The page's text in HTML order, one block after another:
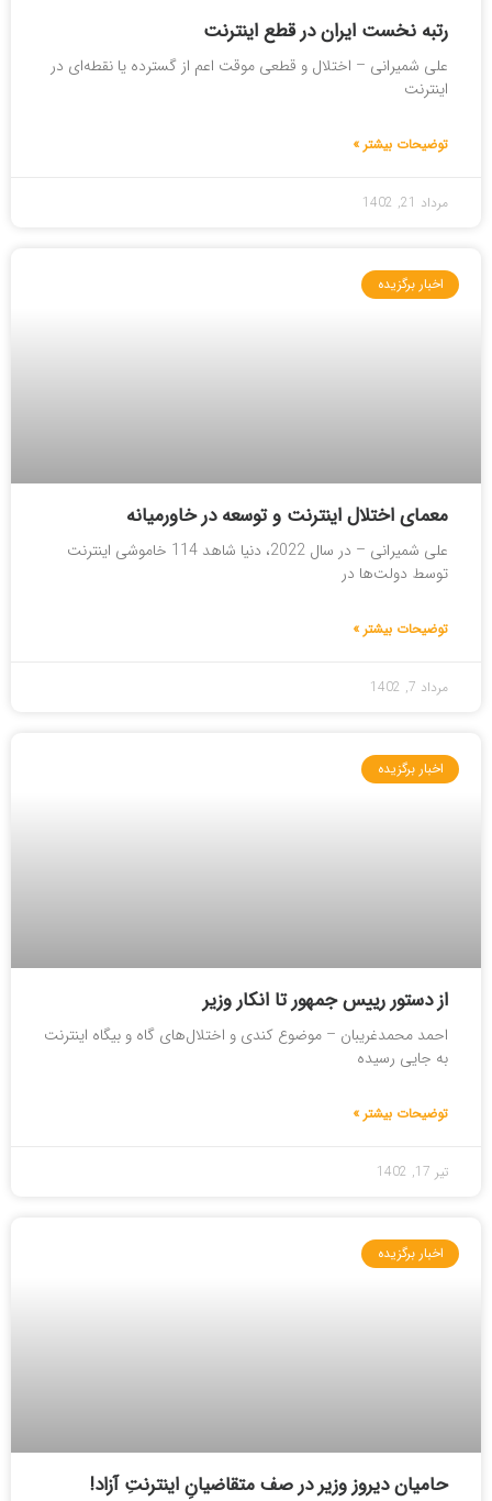
رتبه نخست ایران در قطع اینترنت
علی شمیرانی – اختلال و قطعی موقت اعم از گسترده یا نقطه‌ای در
اینترنت
توضیحات بیشتر »
مرداد 21, 1402
اخبار برگزیده
معمای اختلال اینترنت و توسعه در خاورمیانه
علی شمیرانی – در سال 2022، دنیا شاهد 114 خاموشی اینترنت
توسط دولت‌ها در
توضیحات بیشتر »
مرداد 7, 1402
اخبار برگزیده
از دستور رییس جمهور تا انکار وزیر
احمد محمدغریبان – موضوع کندی و اختلال‌های گاه و بیگاه اینترنت
به جایی رسیده
توضیحات بیشتر »
تیر 17, 1402
اخبار برگزیده
حامیان دیروز وزیر در صف متقاضیانِ اینترنتِ آزاد!